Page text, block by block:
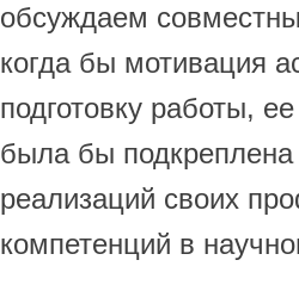
обсуждаем
когда бы мотивация
подготовку работы,
была бы
реализаций своих
компетенций в